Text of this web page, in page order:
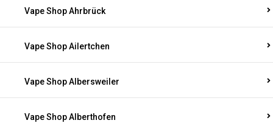
Vape Shop Ahrbrück
Vape Shop Ailertchen
Vape Shop Albersweiler
Vape Shop Alberthofen